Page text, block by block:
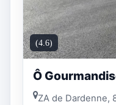
(4.6)
Ô
ZA de Dardenne,